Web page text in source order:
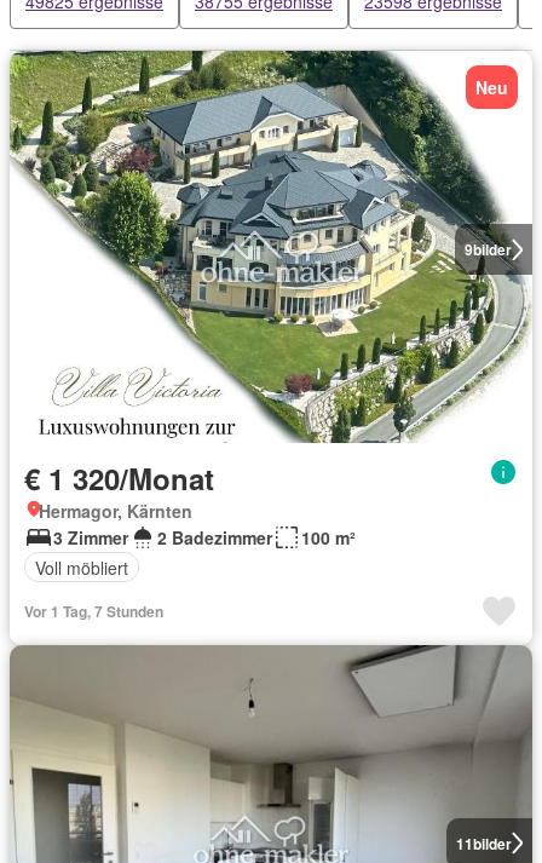
9bilder
Neu
€ 1 320/Monat
Hermagor, Kärnten
3 Zimmer
2 Badezimmer
100 m²
Voll möbliert
Vor 1 Tag, 7 Stunden
11bilder